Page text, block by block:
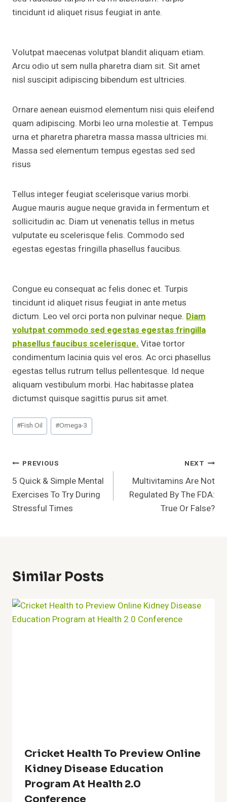
tincidunt id aliquet risus feugiat in ante.
Volutpat maecenas volutpat blandit aliquam etiam.
Arcu odio ut sem nulla pharetra diam sit. Sit amet
nisl suscipit adipiscing bibendum est ultricies.
Ornare aenean euismod elementum nisi quis eleifend
quam adipiscing. Morbi leo urna molestie at. Tempus
urna et pharetra pharetra massa massa ultricies mi.
Massa sed elementum tempus egestas sed sed
risus
Tellus integer feugiat scelerisque varius morbi.
Augue mauris augue neque gravida in fermentum et
sollicitudin ac. Diam ut venenatis tellus in metus
vulputate eu scelerisque felis. Commodo sed
egestas egestas fringilla phasellus faucibus.
Congue eu consequat ac felis donec et. Turpis
tincidunt id aliquet risus feugiat in ante metus
dictum. Leo vel orci porta non pulvinar neque. Diam
volutpat commodo sed egestas egestas fringilla
phasellus faucibus scelerisque.Vitae tortor
condimentum lacinia quis vel eros. Ac orci phasellus
egestas tellus rutrum tellus pellentesque. Id neque
aliquam vestibulum morbi. Hac habitasse platea
dictumst quisque sagittis purus sit amet.
Post
Tags:
#Fish Oil #Omega-3
Post
Navigation
PREVIOUS
5 Quick & Simple Mental
Exercises To Try During
Stressful Times
NEXT
Multivitamins Are Not
Regulated By The FDA:
True Or False?
Similar Posts
Cricket Health To Preview Online
Kidney Disease Education
Program At Health 2.0
Conference